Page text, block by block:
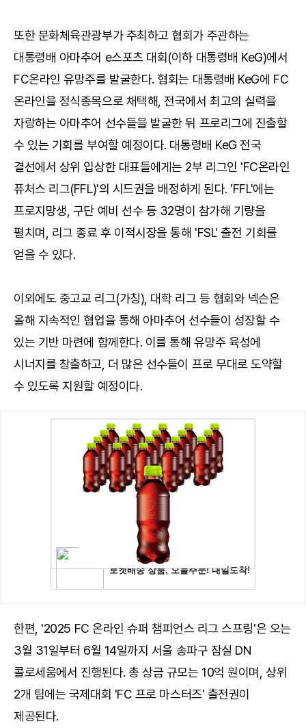
또한 문화체육관광부가 주최하고 협회가 주관하는
대통령배 아마추어 e스포츠 대회(이하 대통령배 KeG)에서
FC온라인 유망주를 발굴한다. 협회는 대통령배 KeG에 FC
온라인을 정식종목으로 채택해, 전국에서 최고의 실력을
자랑하는 아마추어 선수들을 발굴한 뒤 프로리그에 진출할
수 있는 기회를 부여할 예정이다. 대통령배 KeG 전국
결선에서 상위 입상한 대표들에게는 2부 리그인 'FC온라인
퓨처스 리그(FFL)'의 시드권을 배정하게 된다. 'FFL'에는
프로지망생, 구단 예비 선수 등 32명이 참가해 기량을
펼치며, 리그 종료 후 이적시장을 통해 'FSL' 출전 기회를
얻을 수 있다.
이외에도 중고교 리그(가칭), 대학 리그 등 협회와 넥슨은
올해 지속적인 협업을 통해 아마추어 선수들이 성장할 수
있는 기반 마련에 함께한다. 이를 통해 유망주 육성에
시너지를 창출하고, 더 많은 선수들이 프로 무대로 도약할
수 있도록 지원할 예정이다.
한편, '2025 FC 온라인 슈퍼 챔피언스 리그 스프링'은 오는
3월 31일부터 6월 14일까지 서울 송파구 잠실 DN
콜로세움에서 진행된다. 총 상금 규모는 10억 원이며, 상위
2개 팀에는 국제대회 'FC 프로 마스터즈' 출전권이
제공된다.